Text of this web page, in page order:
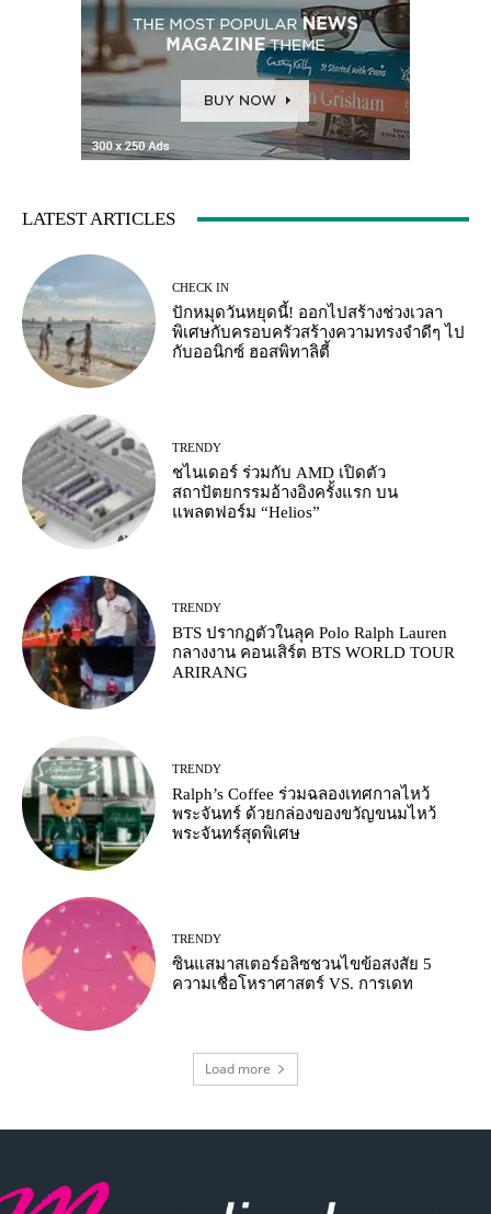
LATEST ARTICLES
CHECK IN
ปักหมุดวันหยุดนี้! ออกไปสร้างช่วงเวลา
พิเศษกับครอบครัวสร้างความทรงจำดีๆ ไป
กับออนิกซ์ ฮอสพิทาลิตี้
TRENDY
ชไนเดอร์ ร่วมกับ AMD เปิดตัว
สถาปัตยกรรมอ้างอิงครั้งแรก บน
แพลตฟอร์ม “Helios”
TRENDY
BTS ปรากฏตัวในลุค Polo Ralph Lauren
กลางงาน คอนเสิร์ต BTS WORLD TOUR
ARIRANG
TRENDY
Ralph’s Coffee ร่วมฉลองเทศกาลไหว้
พระจันทร์ ด้วยกล่องของขวัญขนมไหว้
พระจันทร์สุดพิเศษ
TRENDY
ซินแสมาสเตอร์อลิซชวนไขข้อสงสัย 5
ความเชื่อโหราศาสตร์ VS. การเดท
Load more